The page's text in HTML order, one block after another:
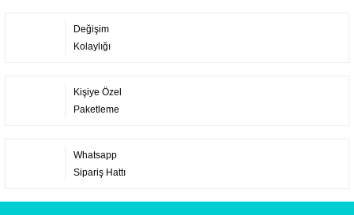
Değişim
Kolaylığı
Kişiye Özel
Paketleme
Whatsapp
Sipariş Hattı